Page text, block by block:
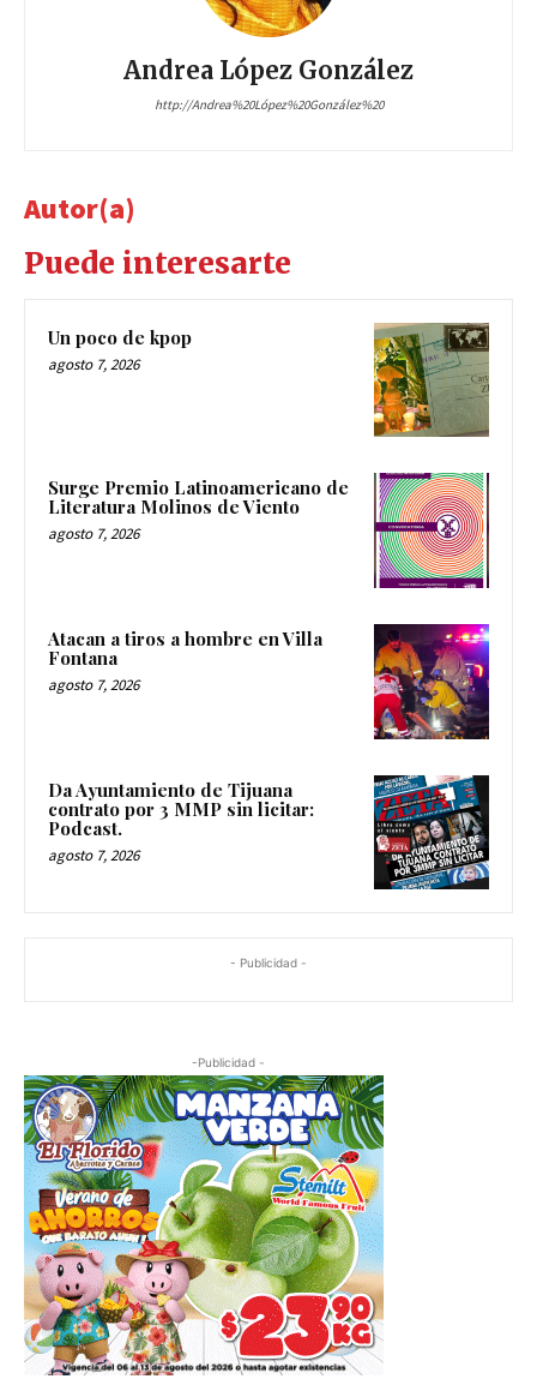
Andrea López González
http://Andrea%20López%20González%20
Autor(a)
Puede interesarte
Un poco de kpop
agosto 7, 2026
Surge Premio Latinoamericano de
Literatura Molinos de Viento
agosto 7, 2026
Atacan a tiros a hombre en Villa
Fontana
agosto 7, 2026
Da Ayuntamiento de Tijuana
contrato por 3 MMP sin licitar:
Podcast.
agosto 7, 2026
- Publicidad -
-Publicidad -